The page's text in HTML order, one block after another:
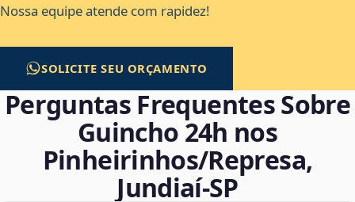
Nossa equipe atende com rapidez!
SOLICITE SEU ORÇAMENTO
Perguntas Frequentes Sobre
Guincho 24h nos
Pinheirinhos/Represa,
Jundiaí‑SP